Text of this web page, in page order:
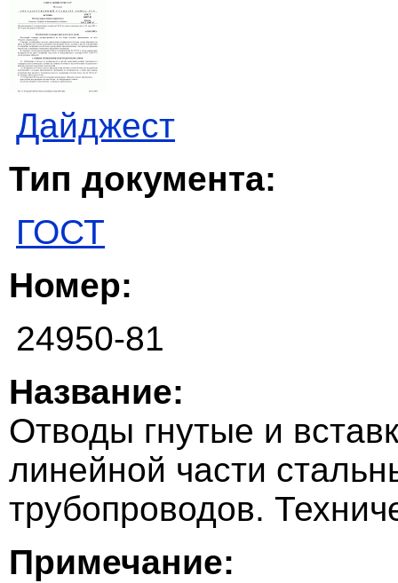
Дайджест
Тип документа:
ГОСТ
Номер:
24950-81
Название:
Отводы гнутые и
линейной части
трубопроводов.
Примечание: